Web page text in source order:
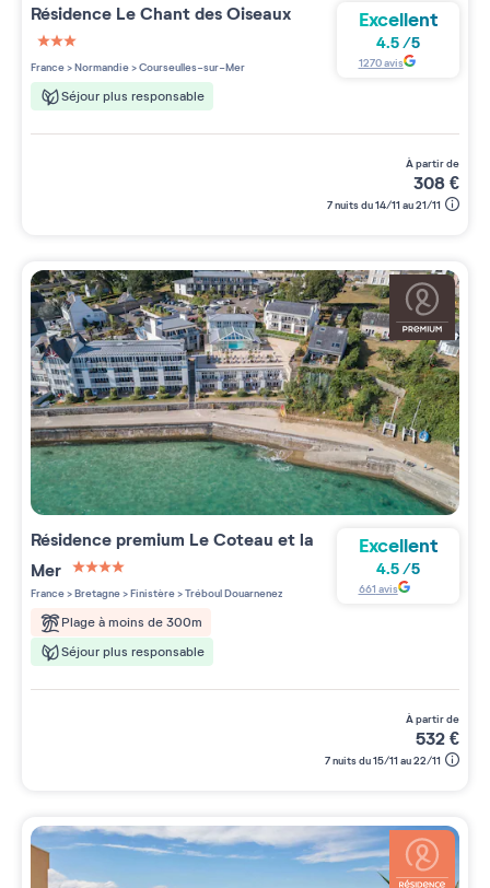
Résidence Le Chant des Oiseaux
3 étoiles sur 5
France>Normandie>Courseulles-sur-Mer
Séjour plus responsable
Excellent
4.5/5
1270avis
à partir de
308€
7 nuits du 14/11 au 21/11
Résidence premium Le Coteau et la
Mer
4 étoiles sur 5
France>Bretagne>Finistère>Tréboul Douarnenez
Plage à moins de 300m
Séjour plus responsable
Excellent
4.5/5
661 avis
à partir de
532€
7 nuits du 15/11 au 22/11